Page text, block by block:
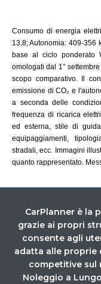
Consumo di energia
13,8; Autonomia: 409-356
base al ciclo ponderato
omologati dal 1°
scopo comparativo. Il
emissione di CO₂ e
a seconda delle
frequenza di ricarica
ed esterna, stile di
equipaggiamenti,
stradali, ecc. Immagini
quanto rappresentato.
CarPlanner è la
grazie ai propri
consente agli
adatta alle proprie
competitive sul
Noleggio a